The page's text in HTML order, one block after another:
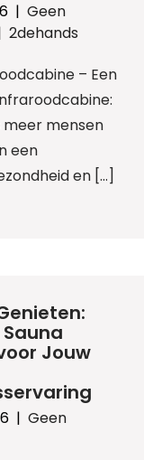
| Geen
2dehands
– Een
meer mensen
een
en […]
Jouw
| Geen